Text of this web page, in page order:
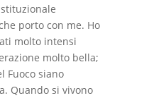
porto con me. Ho
molto intensi
molto bella;
Fuoco siano
Quando si vivono